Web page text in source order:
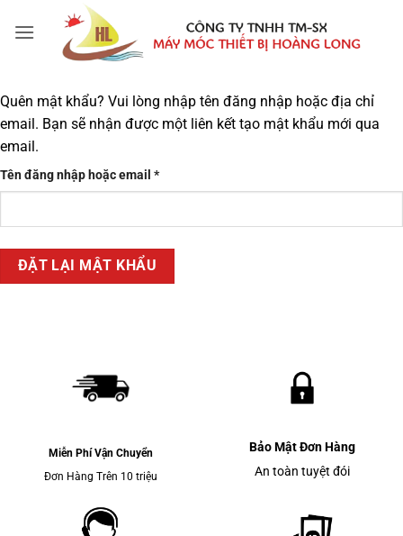
qua
Quên mật khẩu? Vui lòng nhập tên đăng nhập hoặc địa chỉ
email. Bạn sẽ nhận được một liên kết tạo mật khẩu mới qua
email.
Tên đăng nhập hoặc email *Bắt
buộc
ĐẶT LẠI MẬT KHẨU
Miễn Phí Vận Chuyển
Đơn Hàng Trên 10 triệu
Bảo Mật Đơn Hàng
An toàn tuyệt đói